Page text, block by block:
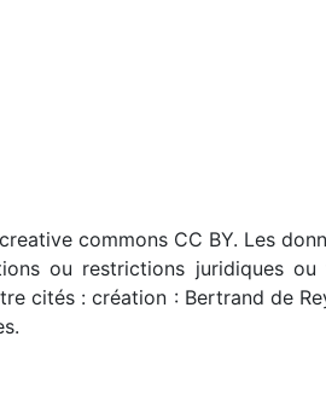
commons CC BY. Les
ou restrictions juridiques
cités : création : Bertrand de